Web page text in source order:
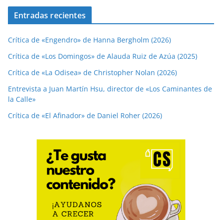
Entradas recientes
Crítica de «Engendro» de Hanna Bergholm (2026)
Crítica de «Los Domingos» de Alauda Ruiz de Azúa (2025)
Crítica de «La Odisea» de Christopher Nolan (2026)
Entrevista a Juan Martín Hsu, director de «Los Caminantes de
la Calle»
Crítica de «El Afinador» de Daniel Roher (2026)